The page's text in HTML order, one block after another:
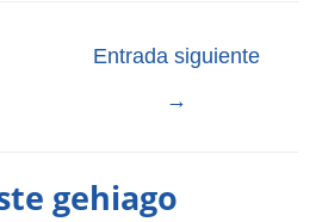
Entrada siguiente
→
gehiago